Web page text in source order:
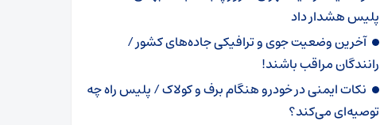
پلیس هشدار داد
آخرین وضعیت جوی و ترافیکی جاده‌های کشور /
رانندگان مراقب باشند!
نکات ایمنی در خودرو هنگام برف و کولاک / پلیس راه چه
توصیه‌ای می‌کند؟